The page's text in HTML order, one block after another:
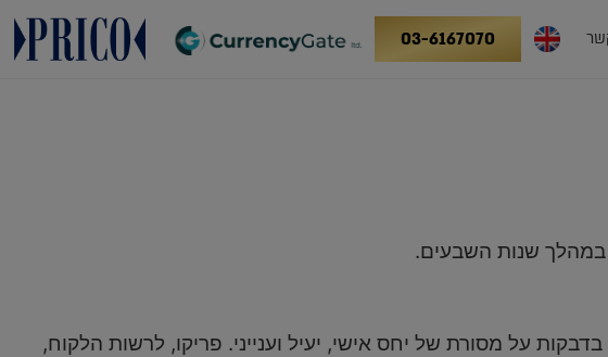
03-6167070
במהלך שנות השבעים.
על מסורת של יחס אישי, יעיל וענייני. פריקו, לרשות הלקוח,